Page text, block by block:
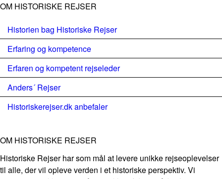
OM HISTORISKE REJSER
Historien bag Historiske Rejser
Erfaring og kompetence
Erfaren og kompetent rejseleder
Anders´ Rejser
Historiskerejser.dk anbefaler
OM HISTORISKE REJSER
Historiske Rejser har som mål at levere unikke rejseoplevelser
til alle, der vil opleve verden i et historiske perspektiv. Vi